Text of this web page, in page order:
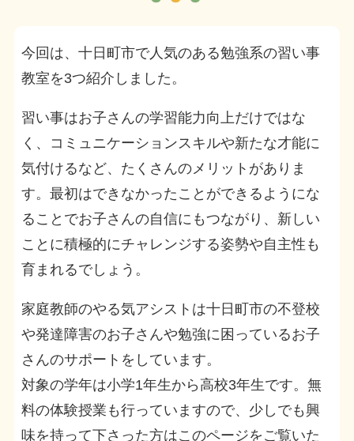
今回は、十日町市で人気のある勉強系の習い事
教室を3つ紹介しました。
習い事はお子さんの学習能力向上だけではな
く、コミュニケーションスキルや新たな才能に
気付けるなど、たくさんのメリットがありま
す。最初はできなかったことができるようにな
ることでお子さんの自信にもつながり、新しい
ことに積極的にチャレンジする姿勢や自主性も
育まれるでしょう。
家庭教師のやる気アシストは十日町市の不登校
や発達障害のお子さんや勉強に困っているお子
さんのサポートをしています。
対象の学年は小学1年生から高校3年生です。無
料の体験授業も行っていますので、少しでも興
味を持って下さった方はこのページをご覧いた